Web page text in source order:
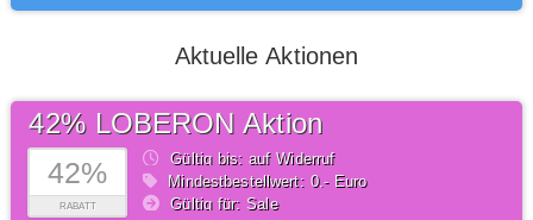
Aktuelle Aktionen
42%
RABATT
42% LOBERON Aktion
Gültig bis: auf Widerruf
Mindestbestellwert: 0,- Euro
Gültig für: Sale